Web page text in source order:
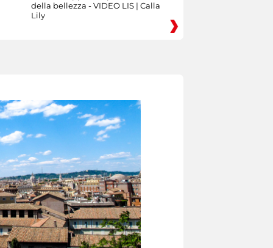
della bellezza - VIDEO LIS | Calla
Lily